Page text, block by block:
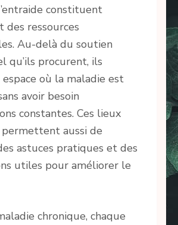
constituent
des ressources
Au-delà du soutien
qu’ils procurent, ils
où la maladie est
avoir besoin
constantes. Ces lieux
permettent aussi de
astuces pratiques et des
utiles pour améliorer le
chronique, chaque